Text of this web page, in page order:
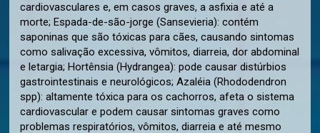
cardiovasculares e, em casos graves, a asfixia e até a
morte; Espada-de-são-jorge (Sansevieria): contém
saponinas que são tóxicas para cães, causando sintomas
como salivação excessiva, vômitos, diarreia, dor abdominal
e letargia; Hortênsia (Hydrangea): pode causar distúrbios
gastrointestinais e neurológicos; Azaléia (Rhododendron
spp): altamente tóxica para os cachorros, afeta o sistema
cardiovascular e podem causar sintomas graves como
problemas respiratórios, vômitos, diarreia e até mesmo